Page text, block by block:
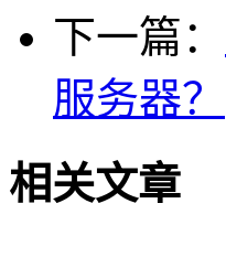
下一篇：
服务器？
相关文章